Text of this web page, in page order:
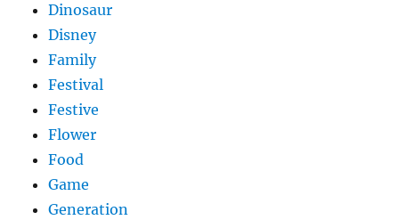
Dinosaur
Disney
Family
Festival
Festive
Flower
Food
Game
Generation